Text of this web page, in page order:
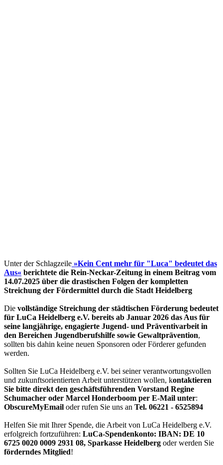
Unter der Schlagzeile »Kein Cent mehr für "Luca" bedeutet das
Aus« berichtete die Rein-Neckar-Zeitung in einem Beitrag vom
14.07.2025 über die drastischen Folgen der kompletten
Streichung der Fördermittel durch die Stadt Heidelberg
Die vollständige Streichung der städtischen Förderung bedeutet
für LuCa Heidelberg e.V. bereits ab Januar 2026 das Aus für
seine langjährige, engagierte Jugend- und Präventivarbeit in
den Bereichen Jugendberufshilfe sowie Gewaltprävention,
sollten bis dahin keine neuen Sponsoren oder Förderer gefunden
werden.
Sollten Sie LuCa Heidelberg e.V. bei seiner verantwortungsvollen
und zukunftsorientierten Arbeit unterstützen wollen, kontaktieren
Sie bitte direkt den geschäftsführenden Vorstand Regine
Schumacher oder Marcel Honderboom per E-Mail unter:
ObscureMyEmail oder rufen Sie uns an Tel. 06221 - 6525894
Helfen Sie mit Ihrer Spende, die Arbeit von LuCa Heidelberg e.V.
erfolgreich fortzuführen: LuCa-Spendenkonto: IBAN: DE 10
6725 0020 0009 2931 08, Sparkasse Heidelberg oder werden Sie
förderndes Mitglied!